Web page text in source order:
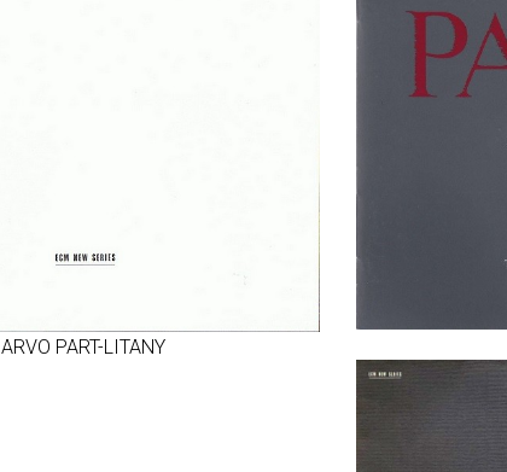
ARVO PART-LITANY